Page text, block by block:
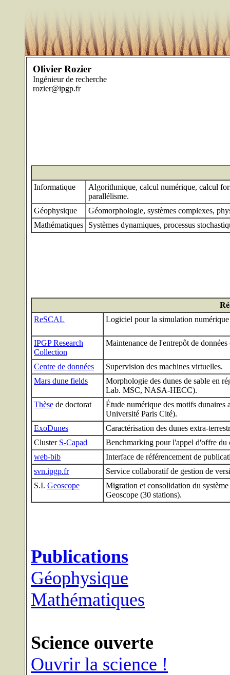
Olivier Rozier
Ingénieur de recherche
rozier@ipgp.fr
Informatique
Algorithmique, calcul numérique, calcul
parallélisme.
Géophysique
Géomorphologie, systèmes complexes,
Mathématiques
Systèmes dynamiques, processus
ReSCAL
Logiciel pour la simulation
IPGP Research
Collection
Maintenance de l'entrepôt de données
Centre de données
Supervision des machines virtuelles.
Mars dune fields
Morphologie des dunes de sable en
Lab. MSC, NASA-HECC).
Thèse de doctorat
Étude numérique des motifs dunaires
Université Paris Cité).
ExoDunes
Caractérisation des dunes extra-
Cluster S-Capad
Benchmarking pour l'appel d'offre du
web-bib
Interface de référencement de
svn.ipgp.fr
Service collaboratif de gestion de
S.I. Geoscope
Migration et consolidation du
Geoscope (30 stations).
Publications
Géophysique
Mathématiques
Science ouverte
Ouvrir la science !